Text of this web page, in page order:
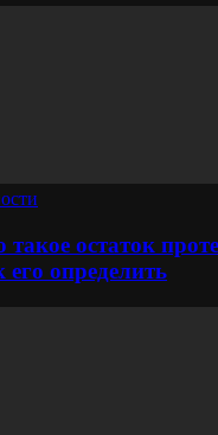
такое остаток
его определить